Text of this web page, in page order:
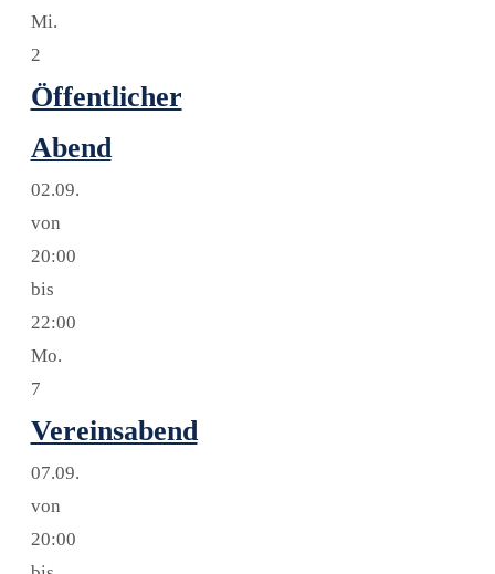
Mi.
2
Öffentlicher
Abend
02.09.
von
20:00
bis
22:00
Mo.
7
Vereinsabend
07.09.
von
20:00